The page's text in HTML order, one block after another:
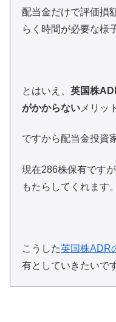
配当金だけで評価損
らく時間が必要な様
とはいえ、英国株
がかからない メリッ
ですから配当金投資
現在286株保有です
もたらしてくれます。
こうした英国株ADR
有としていきたいで